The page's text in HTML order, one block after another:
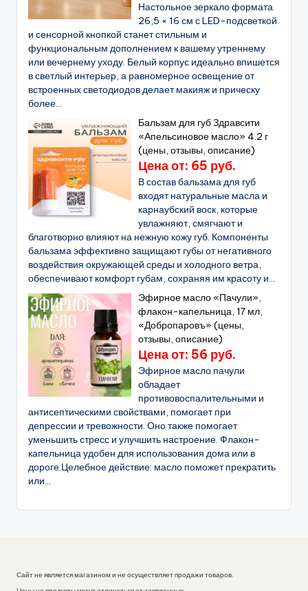
Настольное зеркало формата
26,5 × 16 см с LED-подсветкой
и сенсорной кнопкой станет стильным и
функциональным дополнением к вашему утреннему
или вечернему уходу. Белый корпус идеально впишется
в светлый интерьер, а равномерное освещение от
встроенных светодиодов делает макияж и прическу
более...
Бальзам для губ Здравсити
«Апельсиновое масло» 4.2 г
(цены, отзывы, описание)
Цена от: 65 руб.
В состав бальзама для губ
входят натуральные масла и
карнаубский воск, которые
увлажняют, смягчают и
благотворно влияют на нежную кожу губ. Компоненты
бальзама эффективно защищают губы от негативного
воздействия окружающей среды и холодного ветра,
обеспечивают комфорт губам, сохраняя им красоту и...
Эфирное масло «Пачули»,
флакон-капельница, 17 мл,
«Добропаровъ» (цены,
отзывы, описание)
Цена от: 56 руб.
Эфирное масло пачули
обладает
противовоспалительными и
антисептическими свойствами, помогает при
депрессии и тревожности. Оно также помогает
уменьшить стресс и улучшить настроение. Флакон-
капельница удобен для использования дома или в
дороге.Целебное действие: масло поможет прекратить
или...
Сайт не является магазином и не осуществляет продажи товаров.